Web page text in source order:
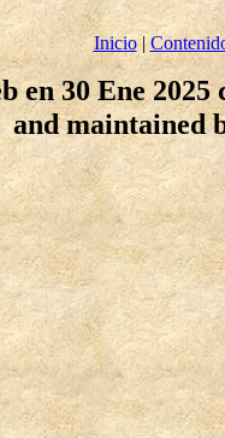
Inicio|
en 30 Ene 2025
and maintained